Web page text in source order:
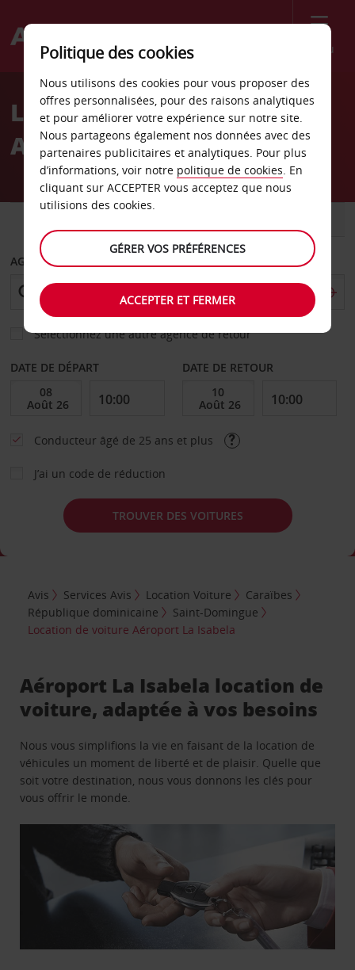
Menu
Welcome
AvisLocation de voiture
Aéroport La Isabela
AGENCE DE DÉPART
Sélectionnez une autre agence de retour
DATE DE DÉPART DATE DE RETOUR
Conducteur âgé de 25 ans et plus
J’ai un code de réduction
TROUVER DES VOITURES
Avis Services Avis Location Voiture
Caraïbes
République dominicaine
Saint-Domingue
Location de voiture Aéroport La Isabela
Aéroport La Isabela location de
voiture, adaptée à vos besoins
Nous vous simplifions la vie en faisant de la location de
véhicules un moment de liberté et de plaisir. Quelle que
soit votre destination, nous vous donnons les clés pour
vous offrir le monde.
Politique des cookies
Nous utilisons des cookies pour vous proposer des
offres personnalisées, pour des raisons analytiques
et pour améliorer votre expérience sur notre site.
Nous partageons également nos données avec des
partenaires publicitaires et analytiques. Pour plus
d’informations, voir notre politique de cookies. En
cliquant sur ACCEPTER vous acceptez que nous
utilisions des cookies.
GÉRER VOS PRÉFÉRENCES
ACCEPTER ET FERMER